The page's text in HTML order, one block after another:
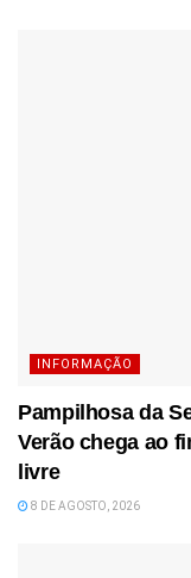
INFORMAÇÃO
Pampilhosa da
Verão chega ao
livre
8 DE AGOSTO, 2026